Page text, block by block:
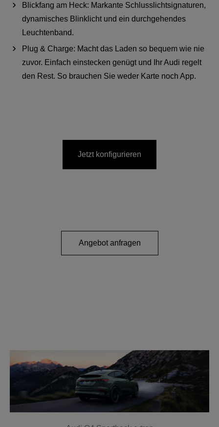
Blickfang am Heck: Markante Schlusslichtsignaturen,
dynamisches Blinklicht und ein durchgehendes
Leuchtenband.
Plug & Charge: Macht das Laden so bequem wie nie
zuvor. Einfach einstecken genügt und Ihr Audi regelt
den Rest. So brauchen Sie weder Karte noch App.
Jetzt konfigurieren
Angebot anfragen